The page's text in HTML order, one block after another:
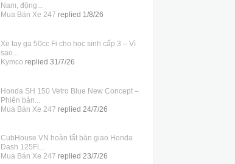
Nam, động...
Mua Bán Xe 247 replied 1/8/26
Xe tay ga 50cc Fi cho học sinh cấp 3 – Vì
sao...
Kymco replied 31/7/26
Honda SH 150 Vetro Blue New Concept –
Phiên bản...
Mua Bán Xe 247 replied 24/7/26
CubHouse VN hoàn tất bàn giao Honda
Dash 125Fi...
Mua Bán Xe 247 replied 23/7/26